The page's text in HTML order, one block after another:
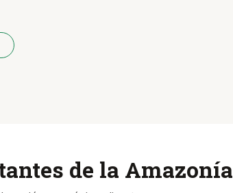
de la Amazonía